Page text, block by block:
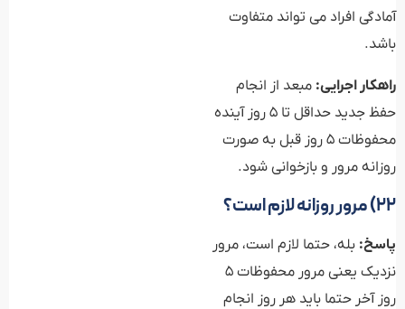
آمادگی افراد می تواند متفاوت
باشد.
راهکار اجرایی: مبعد از انجام
حفظ جدید حداقل تا 5 روز آینده
محفوظات 5 روز قبل به صورت
روزانه مرور و بازخوانی شود.
۲۲) مرور روزانه لازم است؟
پاسخ: بله، حتما لازم است، مرور
نزدیک یعنی مرور محفوظات 5
روز آخر حتما باید هر روز انجام